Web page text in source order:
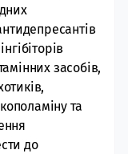
засобів,
та
до